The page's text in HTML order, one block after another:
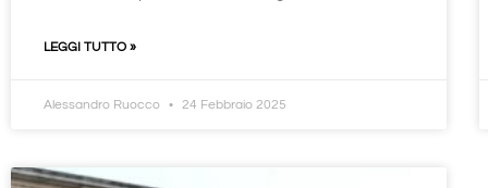
LEGGI TUTTO »
Alessandro Ruocco 24 Febbraio 2025